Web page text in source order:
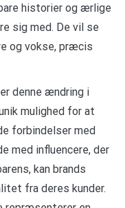
historier og ærlige
sig med. De vil se
og vokse, præcis
denne ændring i
mulighed for at
forbindelser med
med influencere, der
kan brands
fra deres kunder.